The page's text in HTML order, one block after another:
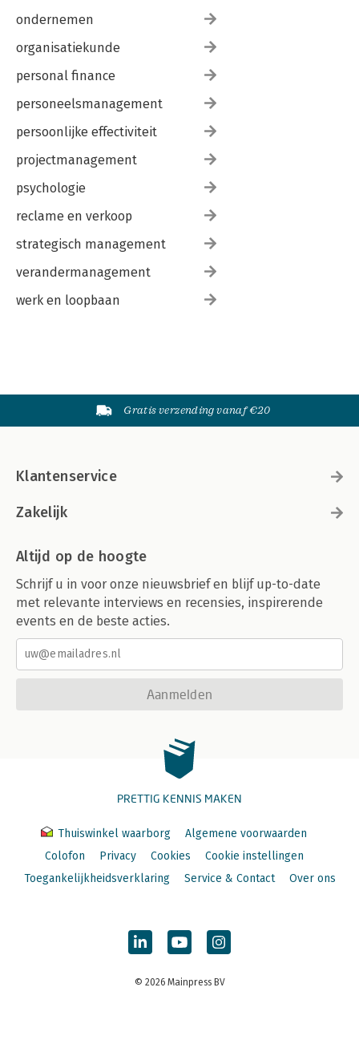
ondernemen
organisatiekunde
personal finance
personeelsmanagement
persoonlijke effectiviteit
projectmanagement
psychologie
reclame en verkoop
strategisch management
verandermanagement
werk en loopbaan
Gratis verzending vanaf €20
Klantenservice
Zakelijk
Altijd op de hoogte
Schrijf u in voor onze nieuwsbrief en blijf up-to-date
met relevante interviews en recensies, inspirerende
events en de beste acties.
Aanmelden
PRETTIG KENNIS MAKEN
Thuiswinkel waarborg
Algemene voorwaarden
Colofon
Privacy Cookies
Cookie instellingen
Toegankelijkheidsverklaring
Service & Contact Over ons
© 2026 Mainpress BV